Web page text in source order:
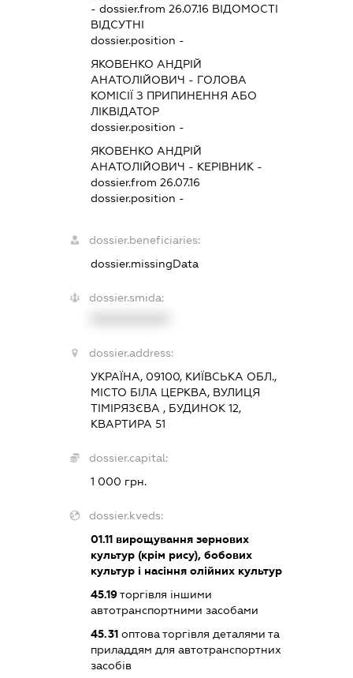
- dossier.from 26.07.16 ВІДОМОСТІ
ВІДСУТНІ
dossier.position -
ЯКОВЕНКО АНДРІЙ
АНАТОЛІЙОВИЧ - ГОЛОВА
КОМІСІЇ З ПРИПИНЕННЯ АБО
ЛІКВІДАТОР
dossier.position -
ЯКОВЕНКО АНДРІЙ
АНАТОЛІЙОВИЧ - КЕРІВНИК -
dossier.from 26.07.16
dossier.position -
dossier.beneficiaries:
dossier.missingData
dossier.smida:
dossier.address:
УКРАЇНА, 09100, КИЇВСЬКА ОБЛ.,
МІСТО БІЛА ЦЕРКВА, ВУЛИЦЯ
ТІМІРЯЗЄВА , БУДИНОК 12,
КВАРТИРА 51
dossier.capital:
1 000 грн.
dossier.kveds:
01.11 вирощування зернових
культур (крім рису), бобових
культур і насіння олійних культур
45.19торгівля іншими
автотранспортними засобами
45.31 оптова торгівля деталями та
приладдям для автотранспортних
засобів